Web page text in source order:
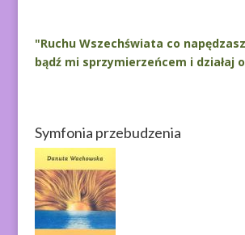
"Ruchu Wszechświata co
bądź mi sprzymierzeńcem i działaj
Symfonia przebudzenia